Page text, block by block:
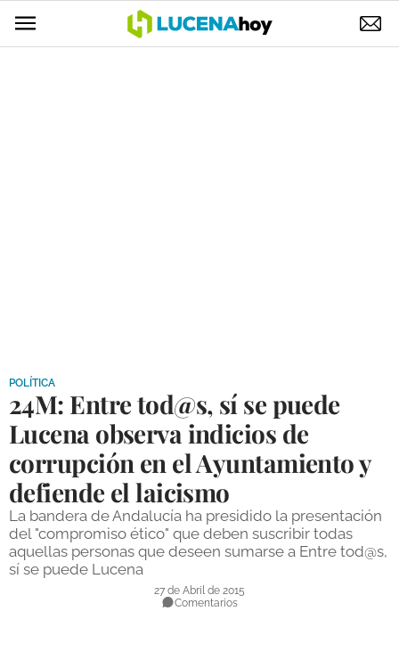
DEPORTES
COMPETICIONES
DEPORTE BASE
OPINIÓN
VENTANA CIUDADANA
POLÍTICA
24M: Entre tod@s, sí se puede
Lucena observa indicios de
corrupción en el Ayuntamiento y
defiende el laicismo
La bandera de Andalucía ha presidido la presentación
del "compromiso ético" que deben suscribir todas
aquellas personas que deseen sumarse a Entre tod@s,
sí se puede Lucena
27 de Abril de 2015
Comentarios